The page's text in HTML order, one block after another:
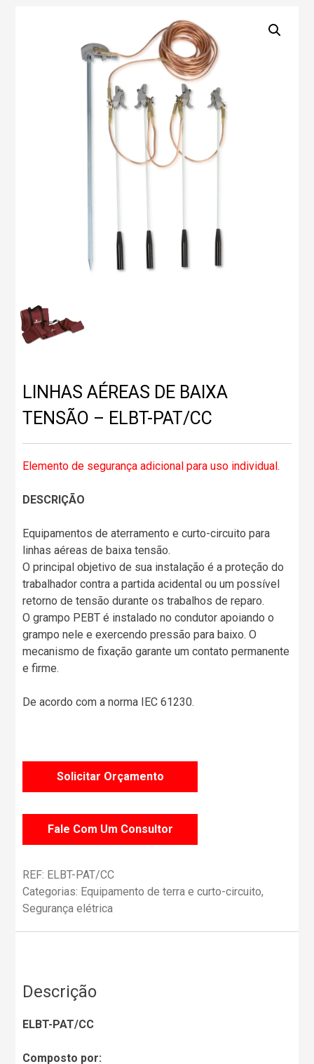
LINHAS AÉREAS DE BAIXA
TENSÃO – ELBT-PAT/CC
Elemento de segurança adicional para uso individual.
DESCRIÇÃO
Equipamentos de aterramento e curto-circuito para
linhas aéreas de baixa tensão.
O principal objetivo de sua instalação é a proteção do
trabalhador contra a partida acidental ou um possível
retorno de tensão durante os trabalhos de reparo.
O grampo PEBT é instalado no condutor apoiando o
grampo nele e exercendo pressão para baixo. O
mecanismo de fixação garante um contato permanente
e firme.
De acordo com a norma IEC 61230.
Solicitar Orçamento
Fale Com Um Consultor
REF: ELBT-PAT/CC
Categorias: Equipamento de terra e curto-circuito,
Segurança elétrica
Descrição
ELBT-PAT/CC
Composto por: